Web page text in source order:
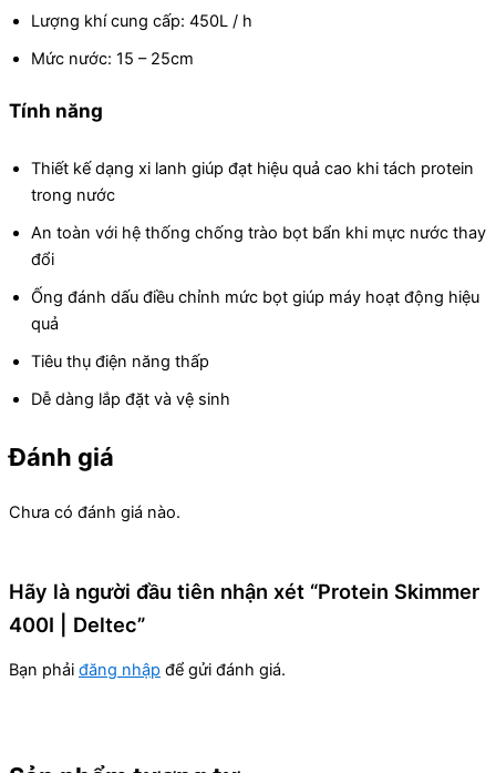
Lượng khí cung cấp: 450L / h
Mức nước: 15 – 25cm
Tính năng
Thiết kế dạng xi lanh giúp đạt hiệu quả cao khi tách protein
trong nước
An toàn với hệ thống chống trào bọt bẩn khi mực nước thay
đổi
Ống đánh dấu điều chỉnh mức bọt giúp máy hoạt động hiệu
quả
Tiêu thụ điện năng thấp
Dễ dàng lắp đặt và vệ sinh
Đánh giá
Chưa có đánh giá nào.
Hãy là người đầu tiên nhận xét “Protein Skimmer
400I | Deltec”
Bạn phải đăng nhập để gửi đánh giá.